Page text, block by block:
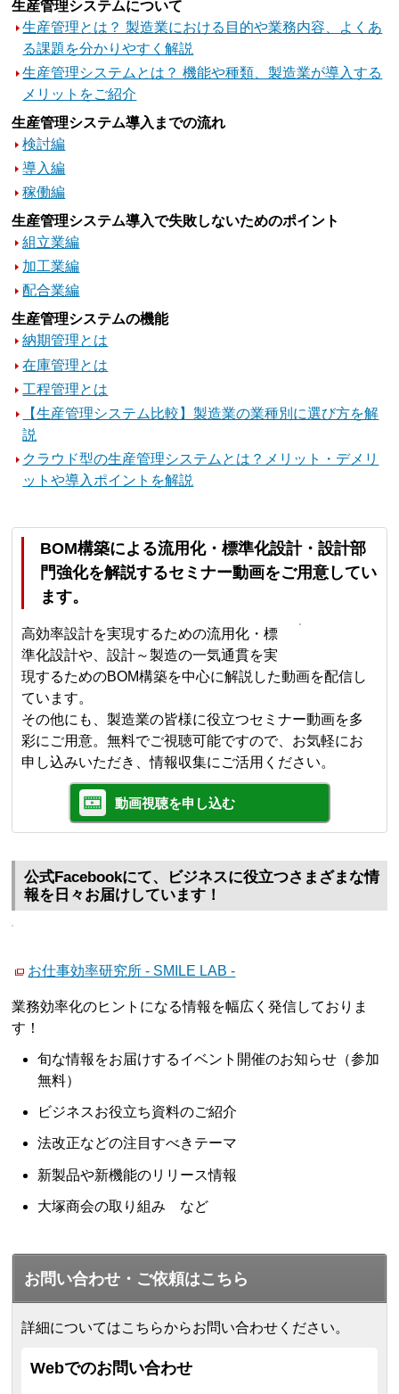
生産管理システムについて
生産管理とは？ 製造業における目的や業務内容、よくあ
る課題を分かりやすく解説
生産管理システムとは？ 機能や種類、製造業が導入する
メリットをご紹介
生産管理システム導入までの流れ
検討編
導入編
稼働編
生産管理システム導入で失敗しないためのポイント
組立業編
加工業編
配合業編
生産管理システムの機能
納期管理とは
在庫管理とは
工程管理とは
【生産管理システム比較】製造業の業種別に選び方を解
説
クラウド型の生産管理システムとは？メリット・デメリ
ットや導入ポイントを解説
BOM構築による流用化・標準化設計・設計部
門強化を解説するセミナー動画をご用意してい
ます。
高効率設計を実現するための流用化・標
準化設計や、設計～製造の一気通貫を実
現するためのBOM構築を中心に解説した動画を配信し
ています。
その他にも、製造業の皆様に役立つセミナー動画を多
彩にご用意。無料でご視聴可能ですので、お気軽にお
申し込みいただき、情報収集にご活用ください。
動画視聴を申し込む
公式Facebookにて、ビジネスに役立つさまざまな情
報を日々お届けしています！
お仕事効率研究所 - SMILE LAB -
業務効率化のヒントになる情報を幅広く発信しておりま
す！
旬な情報をお届けするイベント開催のお知らせ（参加
無料）
ビジネスお役立ち資料のご紹介
法改正などの注目すべきテーマ
新製品や新機能のリリース情報
大塚商会の取り組み など
お問い合わせ・ご依頼はこちら
詳細についてはこちらからお問い合わせください。
Webでのお問い合わせ